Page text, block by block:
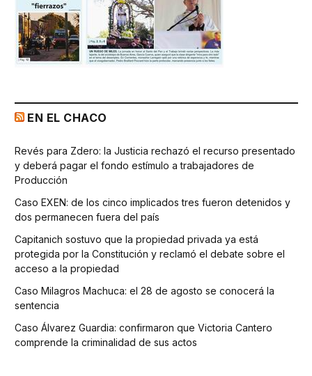
EN EL CHACO
Revés para Zdero: la Justicia rechazó el recurso presentado
y deberá pagar el fondo estímulo a trabajadores de
Producción
Caso EXEN: de los cinco implicados tres fueron detenidos y
dos permanecen fuera del país
Capitanich sostuvo que la propiedad privada ya está
protegida por la Constitución y reclamó el debate sobre el
acceso a la propiedad
Caso Milagros Machuca: el 28 de agosto se conocerá la
sentencia
Caso Álvarez Guardia: confirmaron que Victoria Cantero
comprende la criminalidad de sus actos